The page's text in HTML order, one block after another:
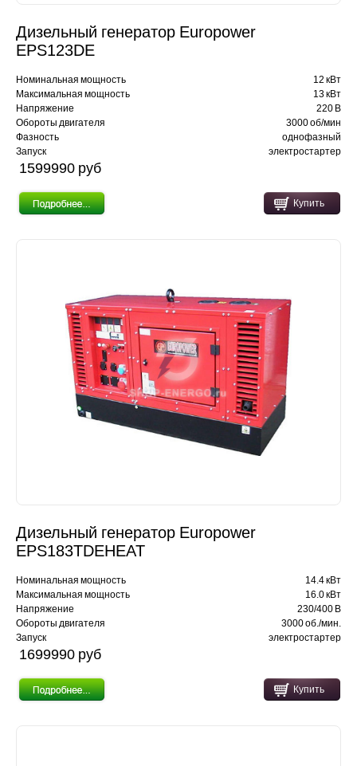
Дизельный генератор Europower
EPS123DE
Номинальная мощность
12 кВт
Максимальная мощность
13 кВт
Напряжение
220 В
Обороты двигателя
3000 об/мин
Фазность
однофазный
Запуск
электростартер
1599990 pуб
Купить
Дизельный генератор Europower
EPS183TDEHEAT
Номинальная мощность
14.4 кВт
Максимальная мощность
16.0 кВт
Напряжение
230/400 В
Обороты двигателя
3000 об./мин.
Запуск
электростартер
1699990 pуб
Купить